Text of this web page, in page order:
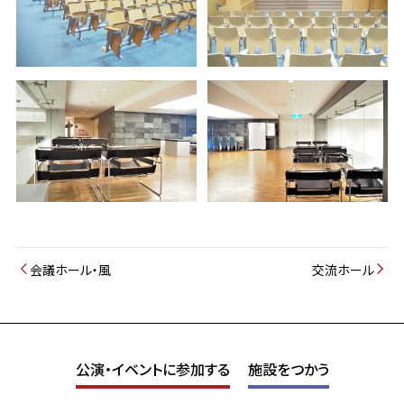
会議ホール・風 交流ホール
公演・イベントに参加する 施設をつかう